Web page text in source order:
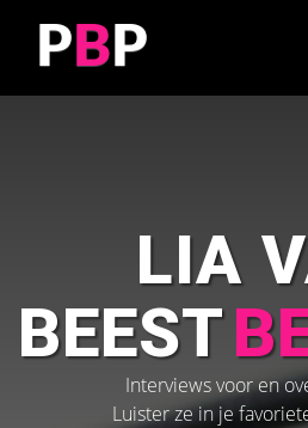
P B P
LIA
BEEST
Interviews voor en
Luister ze in je